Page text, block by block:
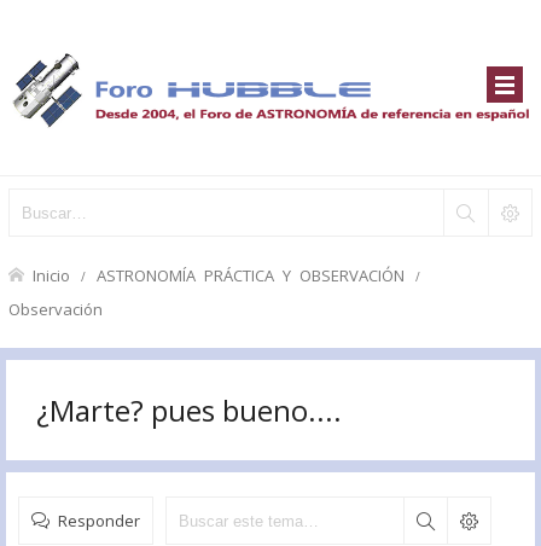
Inicio ASTRONOMÍA PRÁCTICA Y OBSERVACIÓN
Observación
¿Marte? pues bueno....
Responder